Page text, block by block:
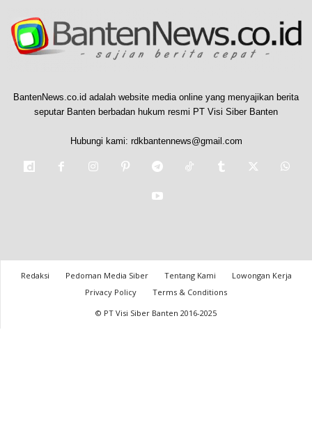
BantenNews.co.id adalah website media online yang menyajikan berita
seputar Banten berbadan hukum resmi PT Visi Siber Banten
Hubungi kami: rdkbantennews@gmail.com
Redaksi Pedoman Media Siber Tentang Kami
Lowongan Kerja
Privacy Policy
Terms & Conditions
© PT Visi Siber Banten 2016-2025